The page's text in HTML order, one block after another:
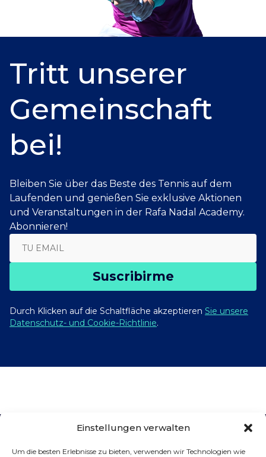
Einstellungen verwalten
Um die besten Erlebnisse zu bieten, verwenden wir Technologien wie
Tritt unserer
Gemeinschaft
bei!
Bleiben Sie über das Beste des Tennis auf dem
Laufenden und genießen Sie exklusive Aktionen
und Veranstaltungen in der Rafa Nadal Academy.
Abonnieren!
Suscribirme
Durch Klicken auf die Schaltfläche akzeptieren Sie unsere
Datenschutz- und Cookie-Richtlinie.